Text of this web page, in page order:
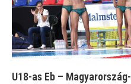
U18-as Eb –